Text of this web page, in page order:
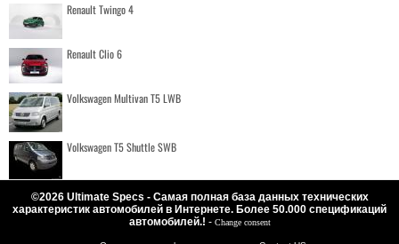
Renault Twingo 4
Renault Clio 6
Volkswagen Multivan T5 LWB
Volkswagen T5 Shuttle SWB
©2026 Ultimate Specs - Самая полная база данных технических
характеристик автомобилей в Интернете. Более 50.000 спецификаций
автомобилей.! - Change consent